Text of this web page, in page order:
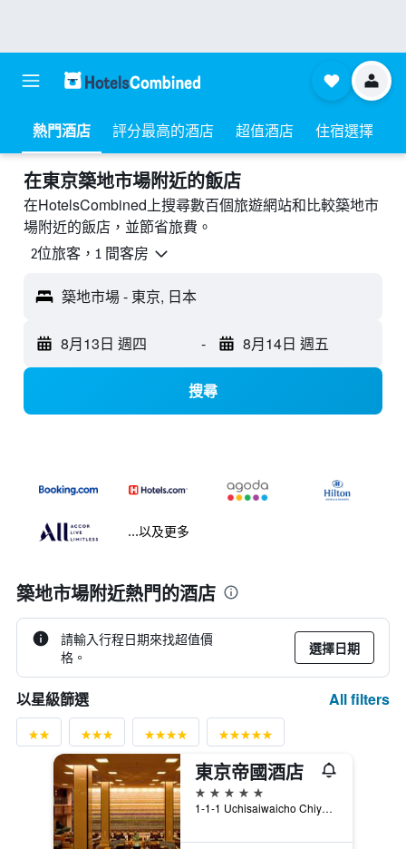
熱門酒店 評分最高的酒店 超值酒店 住宿選擇
​在東京築地市場附近​的飯店
在HotelsCombined上搜尋數百個旅遊網站和比較築地市
場附近的飯店，並節省旅費。
2位旅客，1 間客房
築地市場 - 東京, 日本
8月13日 週四 - 8月14日 週五
搜尋
...以及更多
築地市場附近熱門的酒店
請輸入行程日期來找超值價
格。
選擇日期
以星級篩選 All filters
東京帝國酒店
5星級
1-1-1 Uchisaiwaicho Chiyoda-ku, 東京, 日本